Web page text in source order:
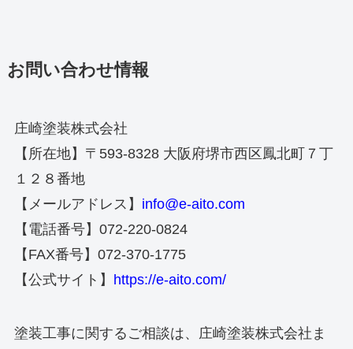
お問い合わせ情報
庄崎塗装株式会社
【所在地】〒593-8328 大阪府堺市西区鳳北町７丁
１２８番地
【メールアドレス】 info@e-aito.com
【電話番号】072-220-0824
【FAX番号】072-370-1775
【公式サイト】
https://e-aito.com/
塗装工事に関するご相談は、庄崎塗装株式会社ま